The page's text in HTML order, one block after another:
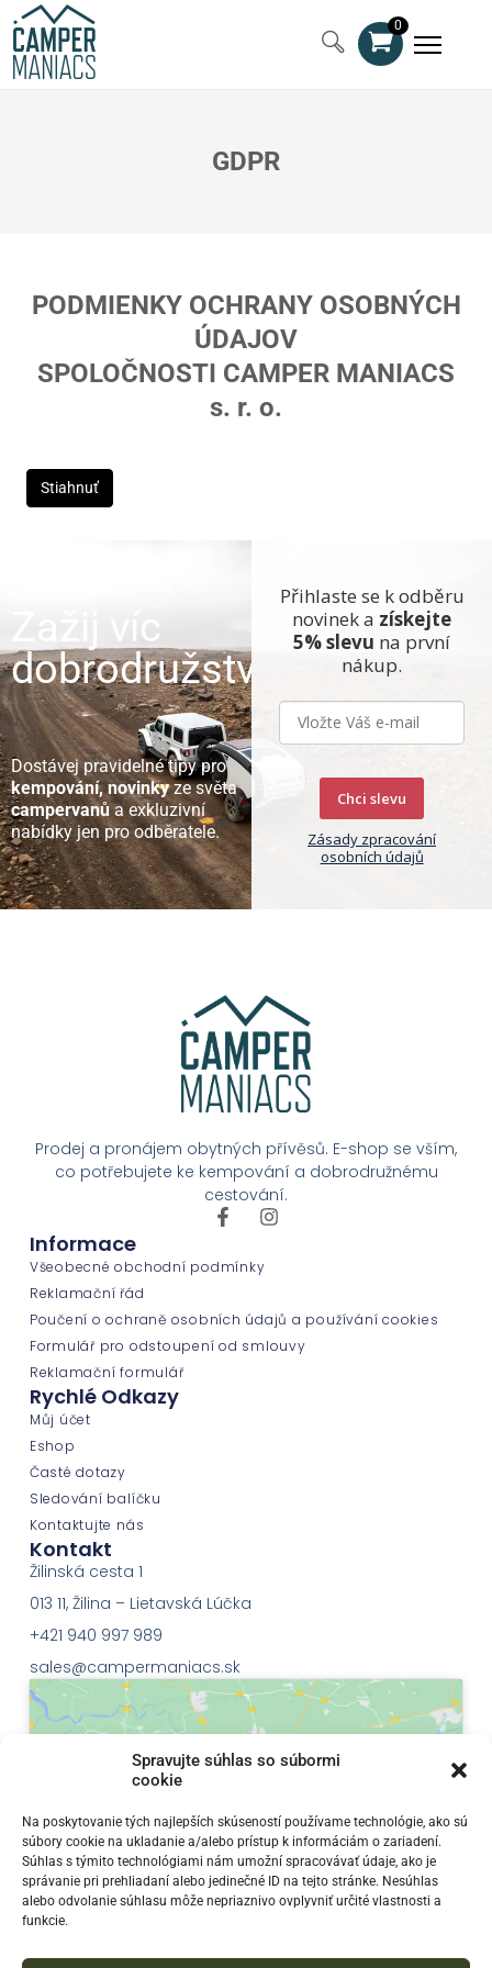
Spravujte súhlas so súbormi
cookie
Na poskytovanie tých najlepších skúseností používame technológie, ako sú
súbory cookie na ukladanie a/alebo prístup k informáciám o zariadení.
Súhlas s týmito technológiami nám umožní spracovávať údaje, ako je
správanie pri prehliadaní alebo jedinečné ID na tejto stránke. Nesúhlas
alebo odvolanie súhlasu môže nepriaznivo ovplyvniť určité vlastnosti a
funkcie.
0
GDPR
PODMIENKY OCHRANY OSOBNÝCH
ÚDAJOV
SPOLOČNOSTI CAMPER MANIACS
s. r. o.
Stiahnuť
Zažij víc
dobrodružství
Dostávej pravidelné tipy pro
kempování, novinkyze světa
campervanůa exkluzivní
nabídky jen pro odběratele.
Přihlaste se k odběru
novinek a získejte
5% slevu na první
nákup.
Chci slevu
Zásady zpracování
osobních údajů
Prodej a pronájem obytných přívěsů. E-shop se vším,
co potřebujete ke kempování a dobrodružnému
cestování.
Informace
Všeobecné obchodní podmínky
Reklamační řád
Poučení o ochraně osobních údajů a používání cookies
Formulář pro odstoupení od smlouvy
Reklamační formulář
Rychlé Odkazy
Můj účet
Eshop
Časté dotazy
Sledování balíčku
Kontaktujte nás
Kontakt
Žilinská cesta 1
013 11, Žilina – Lietavská Lúčka
+421 940 997 989
sales@campermaniacs.sk
Klepnutím přijměte marketingové soubory
cookie a povolte tento obsah